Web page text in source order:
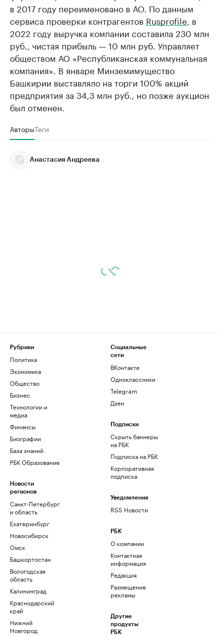
в 2017 году переименовано в АО. По данным
сервиса проверки контрагентов Rusprofile, в
2022 году выручка компании составила 230 млн
руб., чистая прибыль — 10 млн руб. Управляет
обществом АО «Республиканская коммунальная
компания». В январе Минземимущество
Башкирии выставляло на торги 100% акций
предприятия за 34,3 млн руб., но позже аукцион
был отменен.
АвторыТеги
Анастасия Андреева
Рубрики
Политика
Экономика
Общество
Бизнес
Технологии и
медиа
Финансы
Биографии
База знаний
РБК Образование
Новости
регионов
Санкт-Петербург
и область
Екатеринбург
Новосибирск
Омск
Башкортостан
Вологодская
область
Калининград
Краснодарский
край
Нижний
Новгород
Социальные
сети
ВКонтакте
Одноклассники
Telegram
Дзен
Подписки
Скрыть баннеры
на РБК
Подписка на РБК
Корпоративная
подписка
Уведомления
RSS Новости
РБК
О компании
Контактная
информация
Редакция
Размещение
рекламы
Другие
продукты
РБК